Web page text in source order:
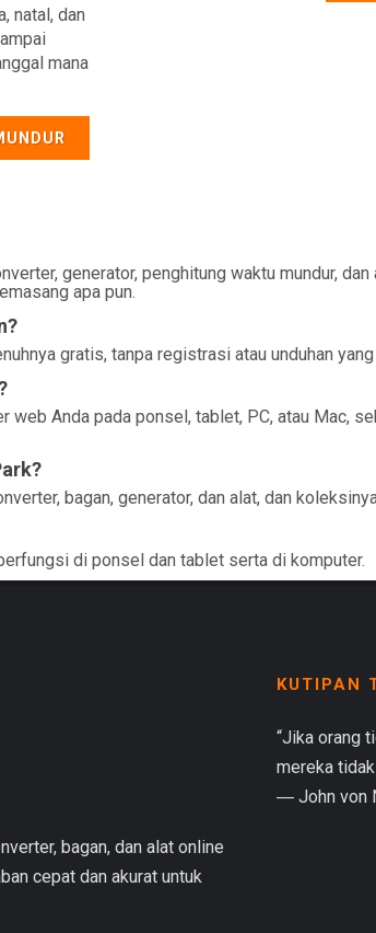
natal, dan
mana
generator, penghitung waktu mundur,
apa pun.
gratis, tanpa registrasi atau unduhan
web Anda pada ponsel, tablet, PC, atau Mac,
bagan, generator, dan alat, dan
di ponsel dan tablet serta di komputer.
bagan, dan alat online
cepat dan akurat untuk
KUTIPAN
“Jika orang
mereka
― John von